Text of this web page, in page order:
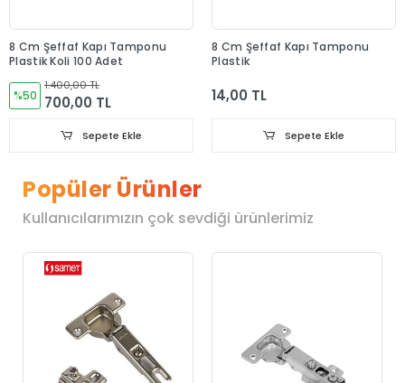
8 Cm Şeffaf Kapı Tamponu
Plastik Koli 100 Adet
%50
1.400,00 TL
700,00 TL
Sepete Ekle
8 Cm Şeffaf Kapı Tamponu
Plastik
14,00 TL
Sepete Ekle
Popüler Ürünler
Kullanıcılarımızın çok sevdiği ürünlerimiz